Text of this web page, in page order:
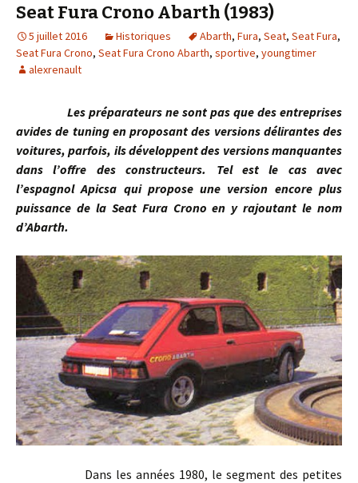
Seat Fura Crono Abarth (1983)
5 juillet 2016 Historiques Abarth, Fura, Seat, Seat Fura,
Seat Fura Crono, Seat Fura Crono Abarth, sportive, youngtimer
alexrenault
Les préparateurs ne sont pas que des entreprises
avides de tuning en proposant des versions délirantes des
voitures, parfois, ils développent des versions manquantes
dans l’offre des constructeurs. Tel est le cas avec
l’espagnol Apicsa qui propose une version encore plus
puissance de la Seat Fura Crono en y rajoutant le nom
d’Abarth.
Dans les années 1980, le segment des petites